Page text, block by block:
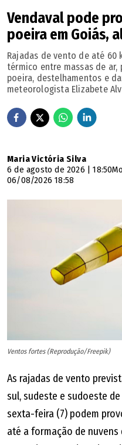
Vendaval pode
poeira em Goiás,
Rajadas de vento de até
térmico entre massas de
poeira, destelhamentos e
meteorologista Elizabete
Maria Victória Silva
6 de agosto de 2026 | 18:50
06/08/2026 18:58
Ventos fortes (Reprodução/Freepik)
As rajadas de vento
sul, sudeste e sudoeste
sexta-feira (7) podem
até a formação de nuvens